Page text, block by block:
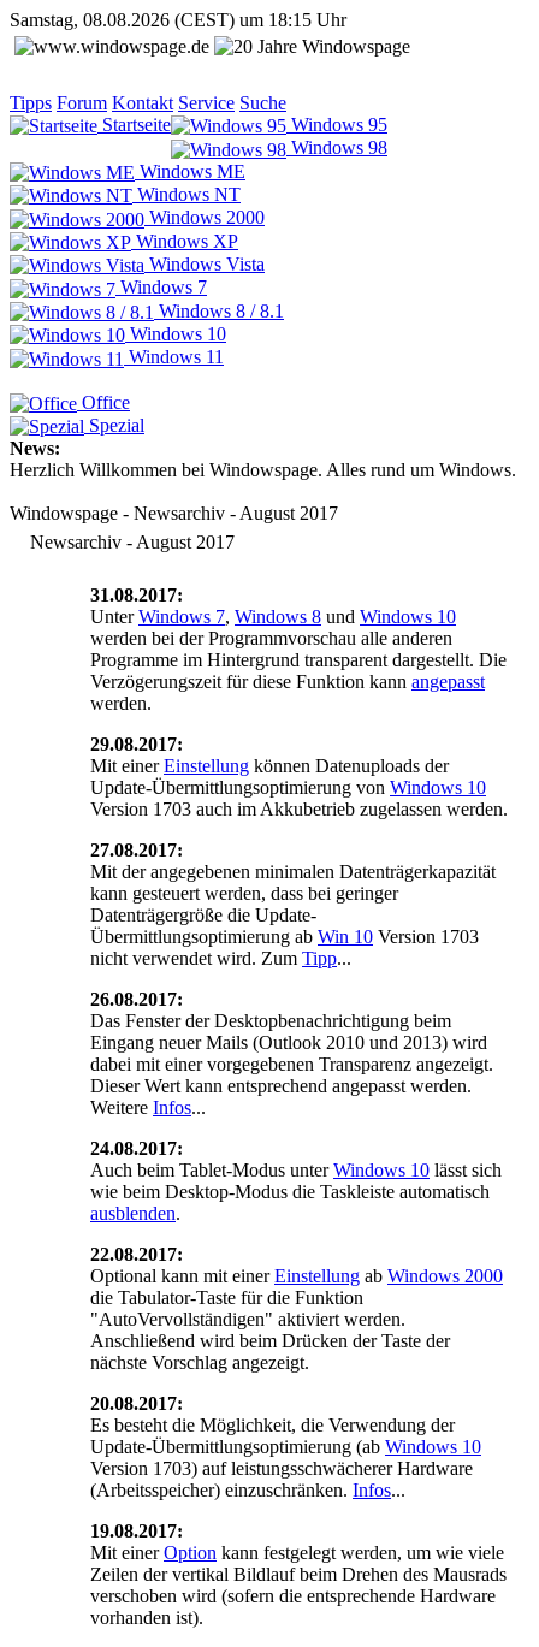
Samstag, 08.08.2026 (CEST) um 18:15 Uhr
Tipps Forum Kontakt Service Suche
Startseite
Windows 95
Windows 98
Windows ME
Windows NT
Windows 2000
Windows XP
Windows Vista
Windows 7
Windows 8 / 8.1
Windows 10
Windows 11
Office
Spezial
News:
Herzlich Willkommen bei Windowspage. Alles rund um Windows.
Windowspage - Newsarchiv - August 2017
Newsarchiv - August 2017
31.08.2017:
UnterWindows 7, Windows 8 und Windows 10
werden bei der Programmvorschau alle anderen
Programme im Hintergrund transparent dargestellt. Die
Verzögerungszeit für diese Funktion kann angepasst
werden.
29.08.2017:
Mit einerEinstellung können Datenuploads der
Update-Übermittlungsoptimierung von Windows 10
Version 1703 auch im Akkubetrieb zugelassen werden.
27.08.2017:
Mit der angegebenen minimalen Datenträgerkapazität
kann gesteuert werden, dass bei geringer
Datenträgergröße die Update-
Übermittlungsoptimierung ab Win 10 Version 1703
nicht verwendet wird. Zum Tipp...
26.08.2017:
Das Fenster der Desktopbenachrichtigung beim
Eingang neuer Mails (Outlook 2010 und 2013) wird
dabei mit einer vorgegebenen Transparenz angezeigt.
Dieser Wert kann entsprechend angepasst werden.
Weitere Infos...
24.08.2017:
Auch beim Tablet-Modus unterWindows 10 lässt sich
wie beim Desktop-Modus die Taskleiste automatisch
ausblenden.
22.08.2017:
Optional kann mit einerEinstellung ab Windows 2000
die Tabulator-Taste für die Funktion
"AutoVervollständigen" aktiviert werden.
Anschließend wird beim Drücken der Taste der
nächste Vorschlag angezeigt.
20.08.2017:
Es besteht die Möglichkeit, die Verwendung der
Update-Übermittlungsoptimierung (ab Windows 10
Version 1703) auf leistungsschwächerer Hardware
(Arbeitsspeicher) einzuschränken. Infos...
19.08.2017:
Mit einerOption kann festgelegt werden, um wie viele
Zeilen der vertikal Bildlauf beim Drehen des Mausrads
verschoben wird (sofern die entsprechende Hardware
vorhanden ist).